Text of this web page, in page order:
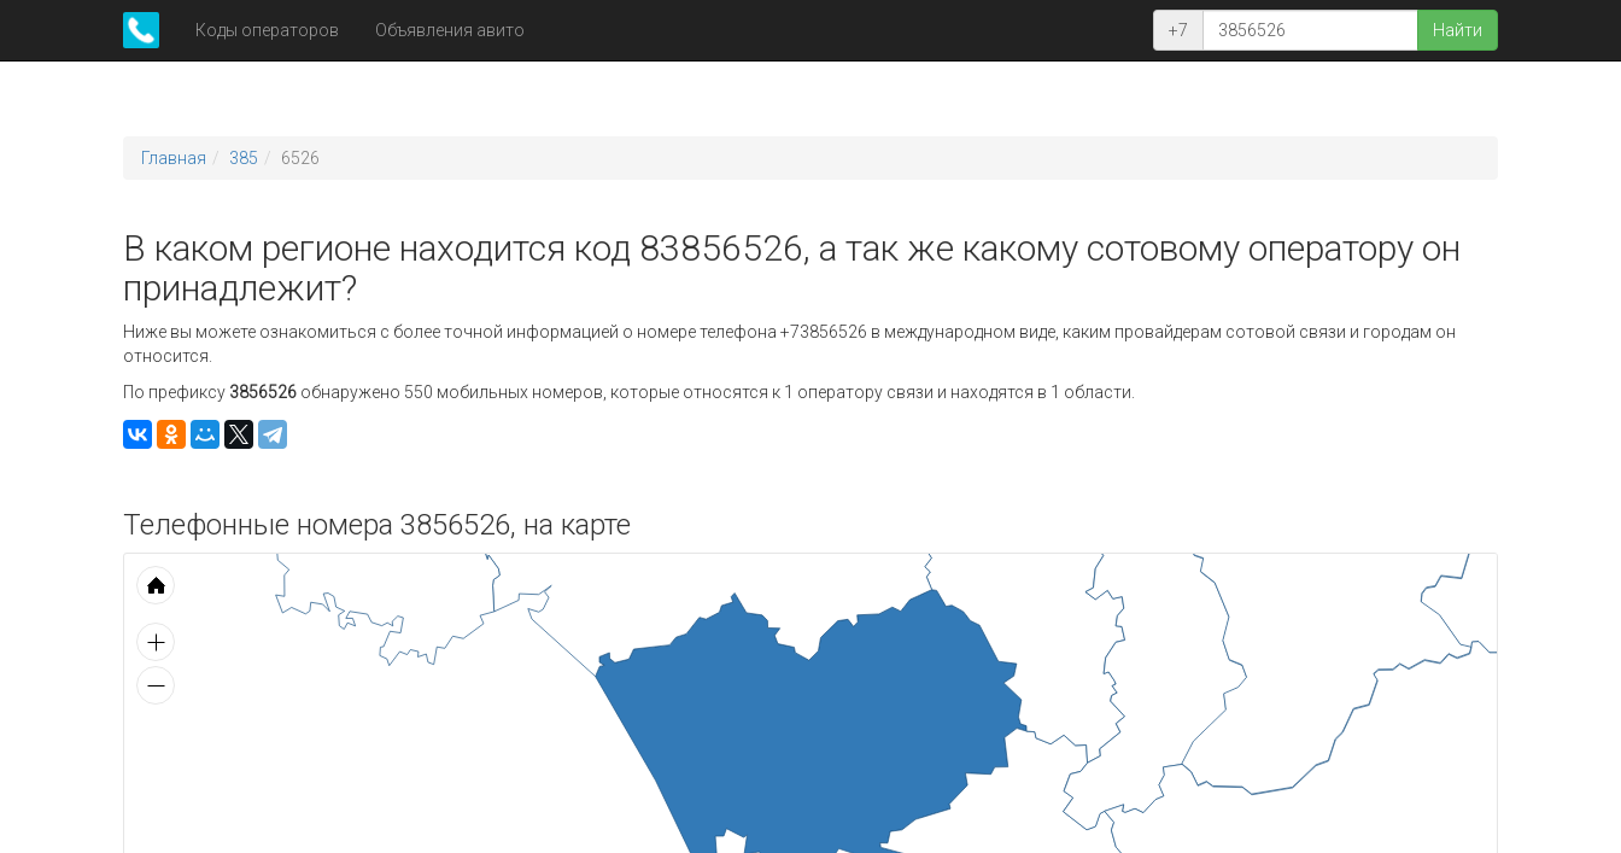
Коды операторов Объявления авито +7 Найти
Главная 385 6526
В каком регионе находится код 83856526, а так же какому сотовому оператору он
принадлежит?
Ниже вы можете ознакомиться с более точной информацией о номере телефона +73856526 в международном виде, каким провайдерам сотовой связи и городам он
относится.
По префиксу 3856526 обнаружено 550 мобильных номеров, которые относятся к 1 оператору связи и находятся в 1 области.
Телефонные номера 3856526, на карте